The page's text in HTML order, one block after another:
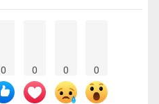
0 0 0 0